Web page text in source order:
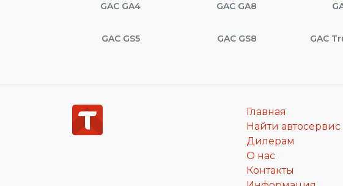
GAC GA4 GAC GA8
GAC GS5 GAC GS8 GAC
Главная
Найти автосервис
Дилерам
О нас
Контакты